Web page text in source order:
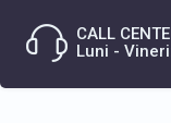
CALL
Luni -